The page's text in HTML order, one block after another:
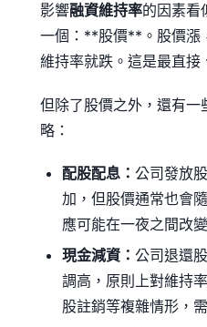
影響融資維持率的因素看
一個：**股價**。股價漲
維持率就跌。這是最直接
但除了股價之外，還有一
略：
配股配息： 公司發放
加，但股價通常也會
應可能在一夜之間改
現金減資： 公司退還
調高，原則上對維持
股註銷等複雜情形，